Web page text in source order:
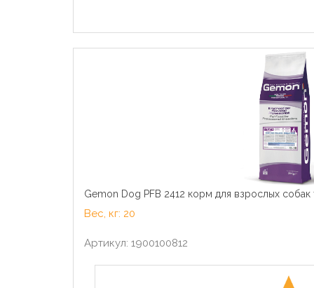
Gemon Dog PFB 2412 корм для взрослых собак
Вес, кг: 20
Артикул: 1900100812